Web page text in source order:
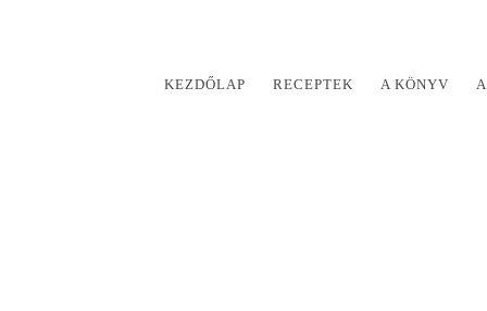
KEZDŐLAP RECEPTEK A KÖNYV